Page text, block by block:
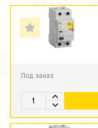
Под заказ